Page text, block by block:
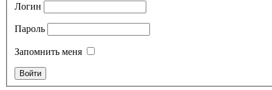
Логин
Пароль
Запомнить меня